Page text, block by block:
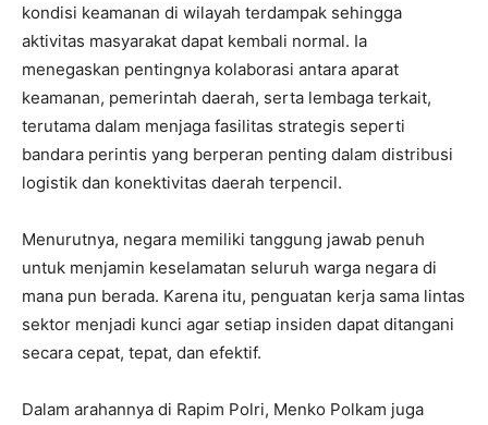
kondisi keamanan di wilayah terdampak sehingga
aktivitas masyarakat dapat kembali normal. Ia
menegaskan pentingnya kolaborasi antara aparat
keamanan, pemerintah daerah, serta lembaga terkait,
terutama dalam menjaga fasilitas strategis seperti
bandara perintis yang berperan penting dalam distribusi
logistik dan konektivitas daerah terpencil.
‎‎Menurutnya, negara memiliki tanggung jawab penuh
untuk menjamin keselamatan seluruh warga negara di
mana pun berada. Karena itu, penguatan kerja sama lintas
sektor menjadi kunci agar setiap insiden dapat ditangani
secara cepat, tepat, dan efektif.
‎‎Dalam arahannya di Rapim Polri, Menko Polkam juga